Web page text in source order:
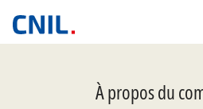
À propos du